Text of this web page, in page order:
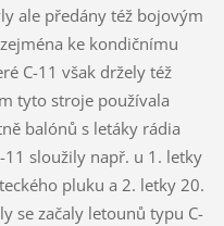
ale předány též bojovým
ke kondičnímu
C-11 však držely též
tyto stroje používala
balónů s letáky rádia
11 sloužily např. u 1. letky
pluku a 2. letky 20.
se začaly letounů typu C-